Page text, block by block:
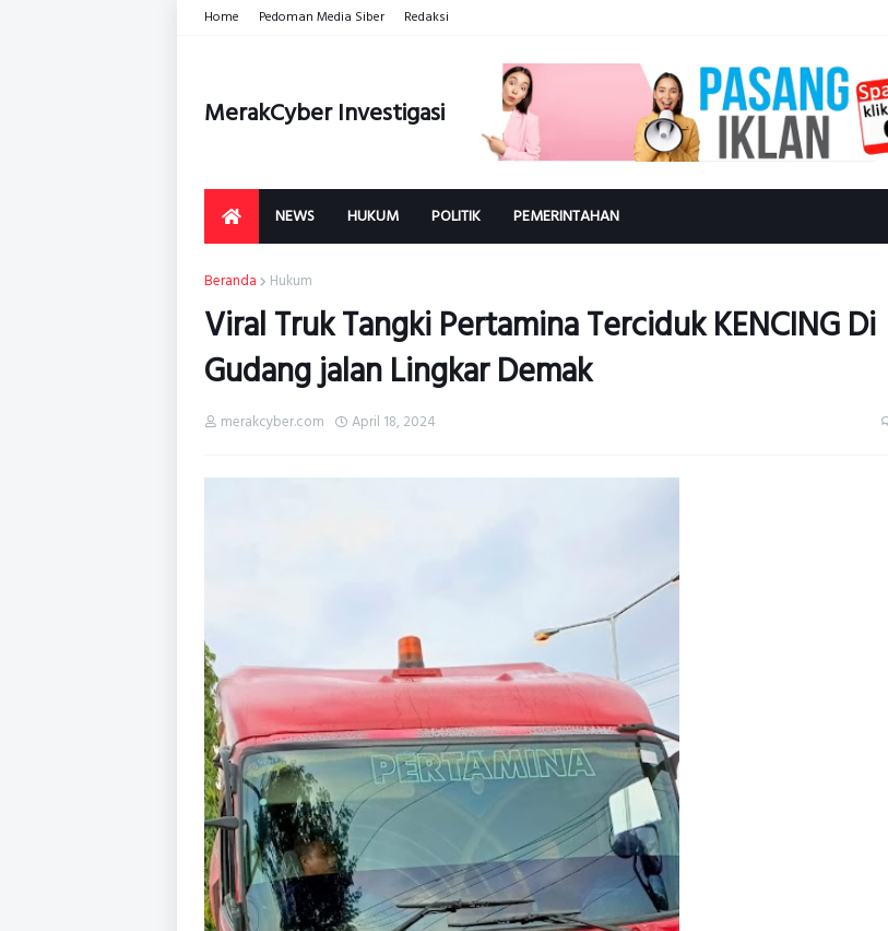
Home Pedoman Media Siber Redaksi
MerakCyber Investigasi
NEWS HUKUM POLITIK PEMERINTAHAN
Beranda Hukum
Viral Truk Tangki Pertamina Terciduk KENCING Di
Gudang jalan Lingkar Demak
merakcyber.com April 18, 2024